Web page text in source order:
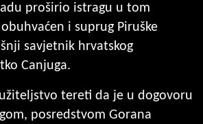
proširio istragu u tom
i suprug Piruške
savjetnik hrvatskog
Canjuga.
tereti da je u dogovoru
posredstvom Gorana